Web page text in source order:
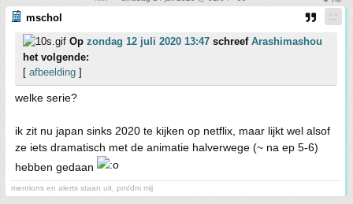
mschol
Op zondag 12 juli 2020 13:47 schreef Arashimashou
het volgende:
[ afbeelding ]
welke serie?
ik zit nu japan sinks 2020 te kijken op netflix, maar lijkt wel alsof
ze iets dramatisch met de animatie halverwege (~ na ep 5-6)
hebben gedaan
mentions en alerts staan uit, pm/dm mij